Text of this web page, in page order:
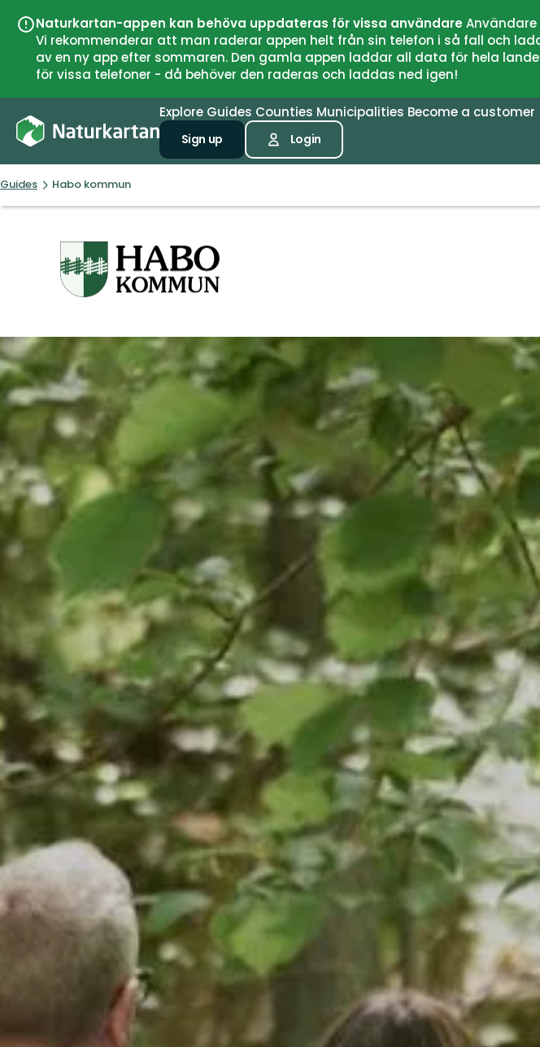
Naturkartan-appen kan behöva uppdateras för vissa användare
Vi rekommenderar att man raderar appen helt från sin telefon i så fall och
av en ny app efter sommaren. Den gamla appen laddar all data för hela
för vissa telefoner - då behöver den raderas och laddas ned igen!
Explore Guides Counties Municipalities Become a customer
Sign up Login
Guides Habo kommun